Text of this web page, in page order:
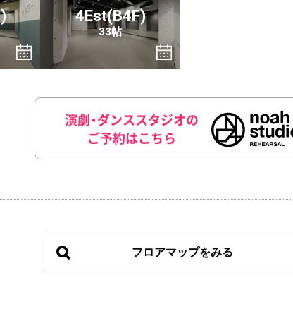
4Est(B4F)
33帖
演劇・ダンススタジオの
ご予約はこちら
フロアマップをみる